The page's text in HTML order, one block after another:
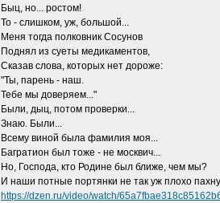
Быц, но... ростом!
То - слишком, уж, большой...
Меня тогда полковник Сосунов
Поднял из суеты медикаментов,
Сказав слова, которых нет дороже:
"Ты, парень - наш.
Тебе мы доверяем..."
Были, дыц, потом проверки...
Знаю. Были...
Всему виной была фамилия моя...
Багратион был тоже - не москвич...
Но, Господа, кто Родине был ближе, чем мы?
И наши потные портянки не так уж плохо
https://dzen.ru/video/watch/